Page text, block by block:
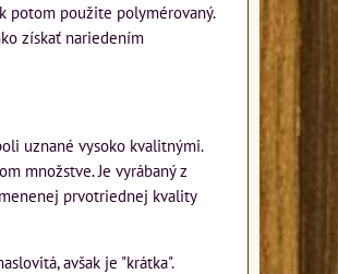
potom použite polymérovaný.
získať nariedením
uznané vysoko kvalitnými.
množstve. Je vyrábaný z
prvotriednej kvality
avšak je "krátka".